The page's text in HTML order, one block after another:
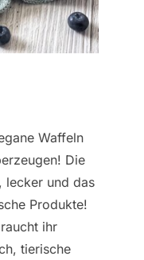
Waffeln
Die
lecker und das
Produkte!
ihr
tierische